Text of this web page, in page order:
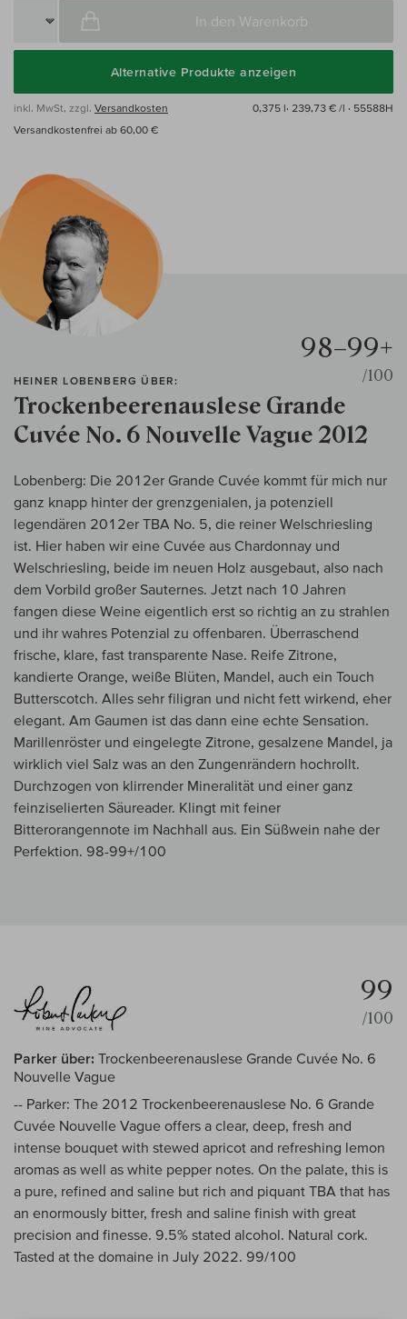
In den Warenkorb
Alternative Produkte anzeigen
inkl. MwSt, zzgl. Versandkosten 0,375 l· 239,73 € /l · 55588H
Versandkostenfrei ab 60,00 €
HEINER LOBENBERG ÜBER:
Trockenbeerenauslese Grande
Cuvée No. 6 Nouvelle Vague 2012
98–99+
/100
Lobenberg: Die 2012er Grande Cuvée kommt für mich nur
ganz knapp hinter der grenzgenialen, ja potenziell
legendären 2012er TBA No. 5, die reiner Welschriesling
ist. Hier haben wir eine Cuvée aus Chardonnay und
Welschriesling, beide im neuen Holz ausgebaut, also nach
dem Vorbild großer Sauternes. Jetzt nach 10 Jahren
fangen diese Weine eigentlich erst so richtig an zu strahlen
und ihr wahres Potenzial zu offenbaren. Überraschend
frische, klare, fast transparente Nase. Reife Zitrone,
kandierte Orange, weiße Blüten, Mandel, auch ein Touch
Butterscotch. Alles sehr filigran und nicht fett wirkend, eher
elegant. Am Gaumen ist das dann eine echte Sensation.
Marillenröster und eingelegte Zitrone, gesalzene Mandel, ja
wirklich viel Salz was an den Zungenrändern hochrollt.
Durchzogen von klirrender Mineralität und einer ganz
feinziselierten Säureader. Klingt mit feiner
Bitterorangennote im Nachhall aus. Ein Süßwein nahe der
Perfektion. 98-99+/100
99
/100
Parker über: Trockenbeerenauslese Grande Cuvée No. 6
Nouvelle Vague
-- Parker: The 2012 Trockenbeerenauslese No. 6 Grande
Cuvée Nouvelle Vague offers a clear, deep, fresh and
intense bouquet with stewed apricot and refreshing lemon
aromas as well as white pepper notes. On the palate, this is
a pure, refined and saline but rich and piquant TBA that has
an enormously bitter, fresh and saline finish with great
precision and finesse. 9.5% stated alcohol. Natural cork.
Tasted at the domaine in July 2022. 99/100